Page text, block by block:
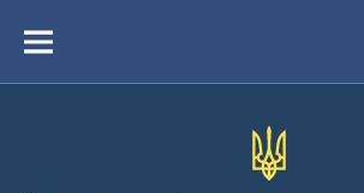
вмістуMenu